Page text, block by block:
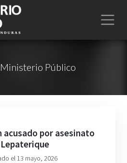
Público
acusado por asesinato
el 13 mayo, 2026